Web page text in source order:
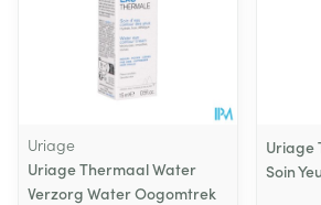
Uriage
Uriage Thermaal Water
Verzorg Water Oogomtrek
Uriage
Soin